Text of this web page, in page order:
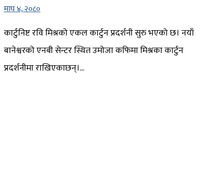
माघ ४, २०८०
कार्टुनिष्ट रवि मिश्रको एकल कार्टुन प्रदर्शनी सुरु भएको छ। नयाँ
बानेश्वरको एनबी सेन्टर स्थित उमोजा कफिमा मिश्रका कार्टुन
प्रदर्शनीमा राखिएकाछन्।...